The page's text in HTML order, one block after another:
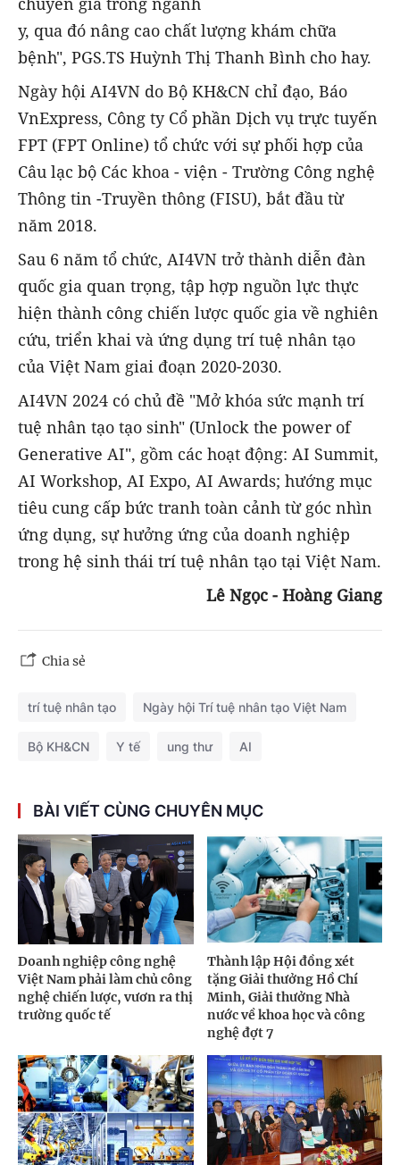
y, qua đó nâng cao chất lượng khám chữa
bệnh", PGS.TS Huỳnh Thị Thanh Bình cho hay.
Ngày hội AI4VN do Bộ KH&CN chỉ đạo, Báo
VnExpress, Công ty Cổ phần Dịch vụ trực tuyến
FPT (FPT Online) tổ chức với sự phối hợp của
Câu lạc bộ Các khoa - viện - Trường Công nghệ
Thông tin -Truyền thông (FISU), bắt đầu từ
năm 2018.
Sau 6 năm tổ chức, AI4VN trở thành diễn đàn
quốc gia quan trọng, tập hợp nguồn lực thực
hiện thành công chiến lược quốc gia về nghiên
cứu, triển khai và ứng dụng trí tuệ nhân tạo
của Việt Nam giai đoạn 2020-2030.
AI4VN 2024 có chủ đề "Mở khóa sức mạnh trí
tuệ nhân tạo tạo sinh" (Unlock the power of
Generative AI", gồm các hoạt động: AI Summit,
AI Workshop, AI Expo, AI Awards; hướng mục
tiêu cung cấp bức tranh toàn cảnh từ góc nhìn
ứng dụng, sự hưởng ứng của doanh nghiệp
trong hệ sinh thái trí tuệ nhân tạo tại Việt Nam.
Lê Ngọc - Hoàng Giang
Chia sẻ
trí tuệ nhân tạo Ngày hội Trí tuệ nhân tạo Việt Nam
Bộ KH&CN Y tế ung thư AI
BÀI VIẾT CÙNG CHUYÊN MỤC
Doanh nghiệp công nghệ
Việt Nam phải làm chủ công
nghệ chiến lược, vươn ra thị
trường quốc tế
Thành lập Hội đồng xét
tặng Giải thưởng Hồ Chí
Minh, Giải thưởng Nhà
nước về khoa học và công
nghệ đợt 7